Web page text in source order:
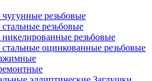
резьбовые
резьбовые
резьбовые
оцинкованные резьбовые